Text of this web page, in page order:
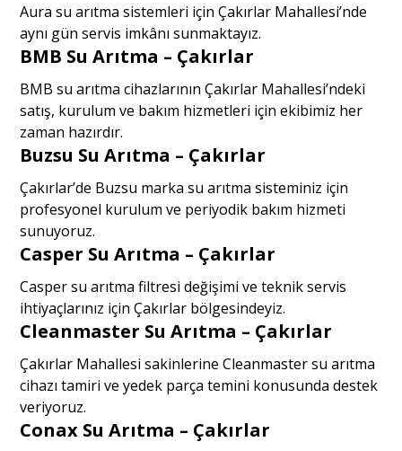
Aura su arıtma sistemleri için Çakırlar Mahallesi’nde
aynı gün servis imkânı sunmaktayız.
BMB Su Arıtma – Çakırlar
BMB su arıtma cihazlarının Çakırlar Mahallesi’ndeki
satış, kurulum ve bakım hizmetleri için ekibimiz her
zaman hazırdır.
Buzsu Su Arıtma – Çakırlar
Çakırlar’de Buzsu marka su arıtma sisteminiz için
profesyonel kurulum ve periyodik bakım hizmeti
sunuyoruz.
Casper Su Arıtma – Çakırlar
Casper su arıtma filtresi değişimi ve teknik servis
ihtiyaçlarınız için Çakırlar bölgesindeyiz.
Cleanmaster Su Arıtma – Çakırlar
Çakırlar Mahallesi sakinlerine Cleanmaster su arıtma
cihazı tamiri ve yedek parça temini konusunda destek
veriyoruz.
Conax Su Arıtma – Çakırlar